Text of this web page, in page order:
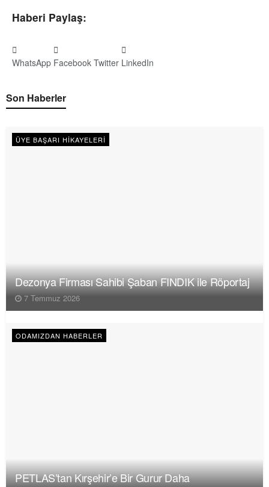
Haberi Paylaş:
WhatsApp Facebook Twitter LinkedIn
Son Haberler
ÜYE BAŞARI HIKAYELERI
Dezonya Firması Sahibi Şaban FINDIK ile Röportaj
7 Temmuz 2026
ODAMIZDAN HABERLER
PETLAS’tan Kırşehir’e Bir Gurur Daha